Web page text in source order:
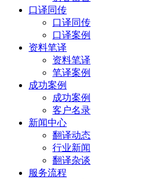
口译同传
口译同传
口译案例
资料笔译
资料笔译
笔译案例
成功案例
成功案例
客户名录
新闻中心
翻译动态
行业新闻
翻译杂谈
服务流程